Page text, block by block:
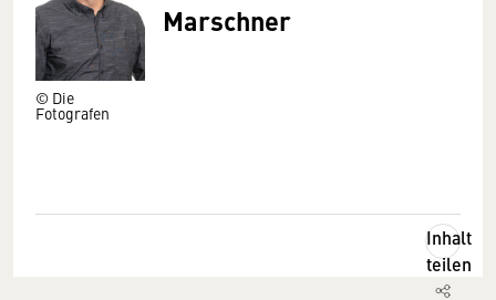
© Die
Fotografen
Marschner
Inhalt
teilen